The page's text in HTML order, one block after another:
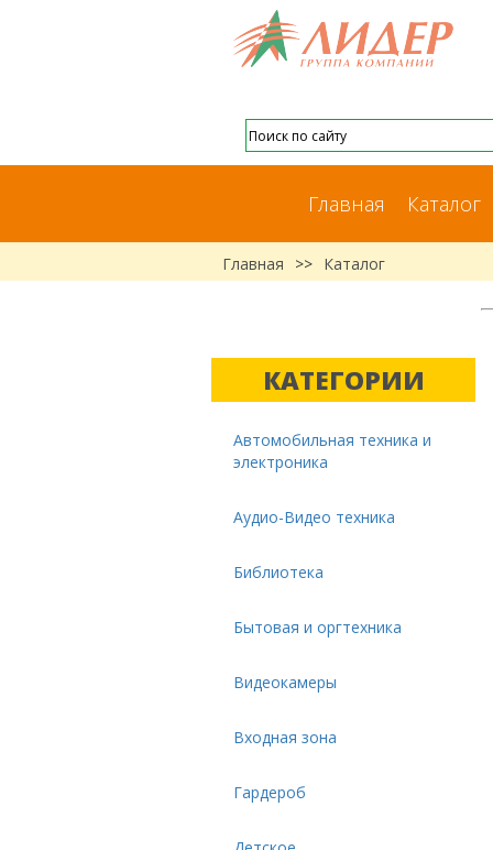
Главная Каталог
Главная >> Каталог
КАТЕГОРИИ
Автомобильная техника и
электроника
Аудио-Видео техника
Библиотека
Бытовая и оргтехника
Видеокамеры
Входная зона
Гардероб